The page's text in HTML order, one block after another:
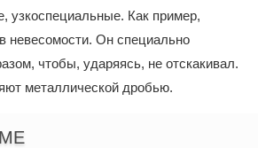
узкоспециальные. Как пример,
невесомости. Он специально
чтобы, ударяясь, не отскакивал.
металлической дробью.